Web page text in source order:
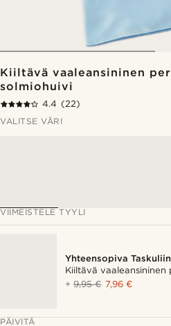
Kiiltävä vaaleansininen
solmiohuivi
4.4 (22)
VALITSE VÄRI
VIIMEISTELE TYYLI
Yhteensopiva
Kiiltävä vaaleansininen
+9,95 € 7,96 €
PÄIVITÄ